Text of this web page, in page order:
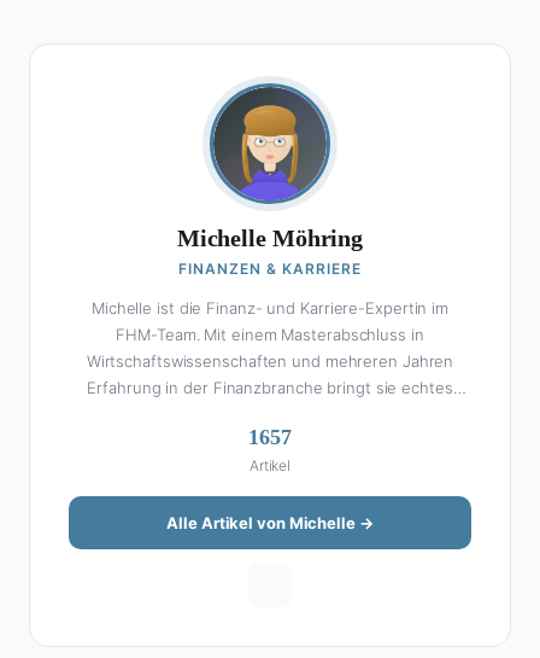
Michelle Möhring
FINANZEN & KARRIERE
Michelle ist die Finanz- und Karriere-Expertin im
FHM-Team. Mit einem Masterabschluss in
Wirtschaftswissenschaften und mehreren Jahren
Erfahrung in der Finanzbranche bringt sie echtes
Michelle klingt Altersvorsorge nicht wie eine
Steuererklärung. Ihre Stärke liegt darin, komplexe
Finanzthemen so aufzubereiten, dass sie jeder
versteht – ohne Fachchinesisch, dafür mit konkreten
Tipps zum Umsetzen. Von ETF-Strategien über
1657
Artikel
Alle Artikel von Michelle →